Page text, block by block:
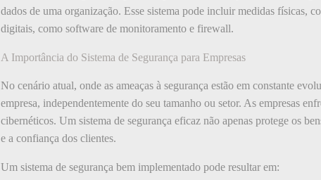
dados de uma organização. Esse sistema pode incluir medidas físicas,
digitais, como software de monitoramento e firewall.
A Importância do Sistema de Segurança para Empresas
No cenário atual, onde as ameaças à segurança estão em constante
empresa, independentemente do seu tamanho ou setor. As empresas
cibernéticos. Um sistema de segurança eficaz não apenas protege os
e a confiança dos clientes.
Um sistema de segurança bem implementado pode resultar em: